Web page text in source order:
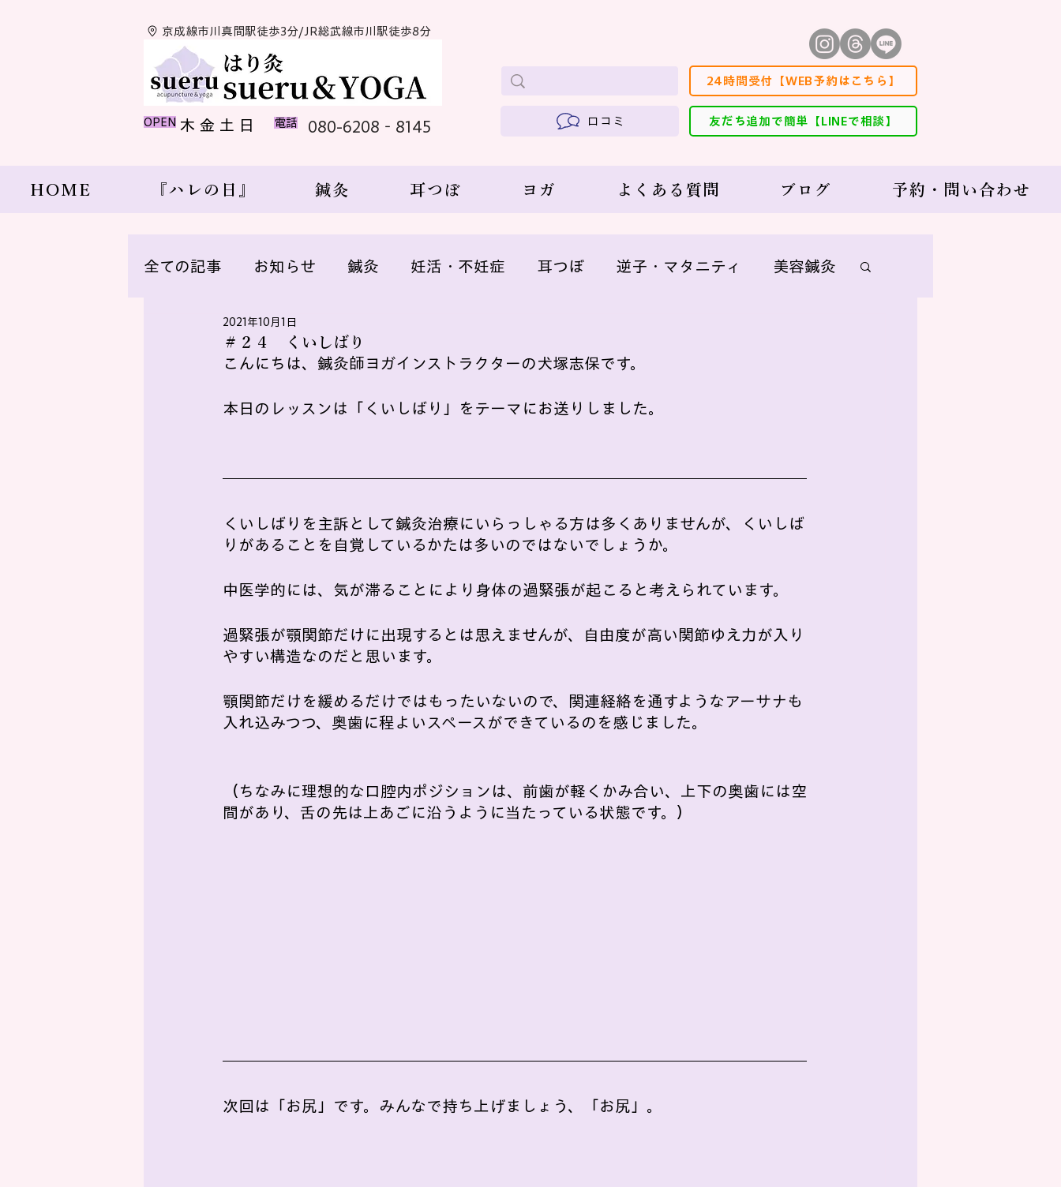
京成線市川真間駅徒歩3分/JR総武線市川駅徒歩8分
​OPEN ​木 金 土 日 ​電話 080-6208‐8145 口コミ
24時間受付【WEB予約はこちら】
友だち追加で簡単【LINEで相談】
HOME 『ハレの日』 鍼灸 耳つぼ ヨガ よくある質問 ブログ 予約・問い合わせ
全ての記事 お知らせ 鍼灸 妊活・不妊症 耳つぼ 逆子・マタニティ 美容鍼灸
日記
＃２４ くいしばり
2021年10月1日
こんにちは、鍼灸師ヨガインストラクターの犬塚志保です。
本日のレッスンは「くいしばり」をテーマにお送りしました。
くいしばりを主訴として鍼灸治療にいらっしゃる方は多くありませんが、くいしば
りがあることを自覚しているかたは多いのではないでしょうか。
中医学的には、気が滞ることにより身体の過緊張が起こると考えられています。
過緊張が顎関節だけに出現するとは思えませんが、自由度が高い関節ゆえ力が入り
やすい構造なのだと思います。
顎関節だけを緩めるだけではもったいないので、関連経絡を通すようなアーサナも
入れ込みつつ、奥歯に程よいスペースができているのを感じました。
（ちなみに理想的な口腔内ポジションは、前歯が軽くかみ合い、上下の奥歯には空
間があり、舌の先は上あごに沿うように当たっている状態です。）
次回は「お尻」です。みんなで持ち上げましょう、「お尻」。